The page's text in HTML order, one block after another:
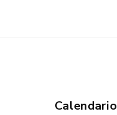
Calendario